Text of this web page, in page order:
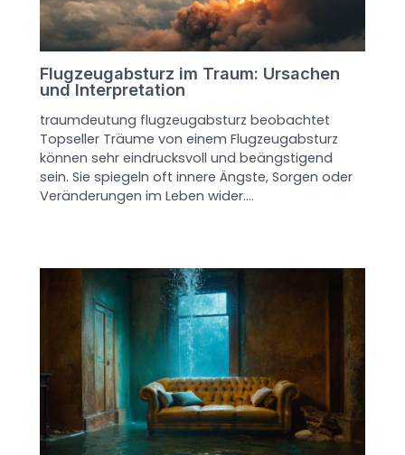
Flugzeugabsturz im Traum: Ursachen
und Interpretation
traumdeutung flugzeugabsturz beobachtet
Topseller Träume von einem Flugzeugabsturz
können sehr eindrucksvoll und beängstigend
sein. Sie spiegeln oft innere Ängste, Sorgen oder
Veränderungen im Leben wider.…